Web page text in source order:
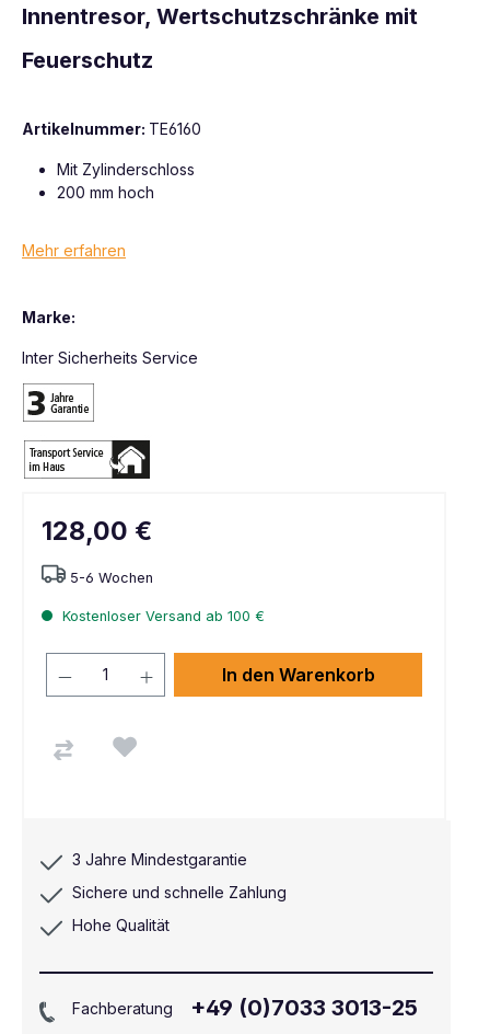
Innentresor, Wertschutzschränke mit
Feuerschutz
Artikelnummer: TE6160
Mit Zylinderschloss
200 mm hoch
Mehr erfahren
Marke:
Inter Sicherheits Service
128,00 €
5-6 Wochen
Kostenloser Versand ab 100 €
In den Warenkorb
3 Jahre Mindestgarantie
Sichere und schnelle Zahlung
Hohe Qualität
Fachberatung +49 (0)7033 3013-25